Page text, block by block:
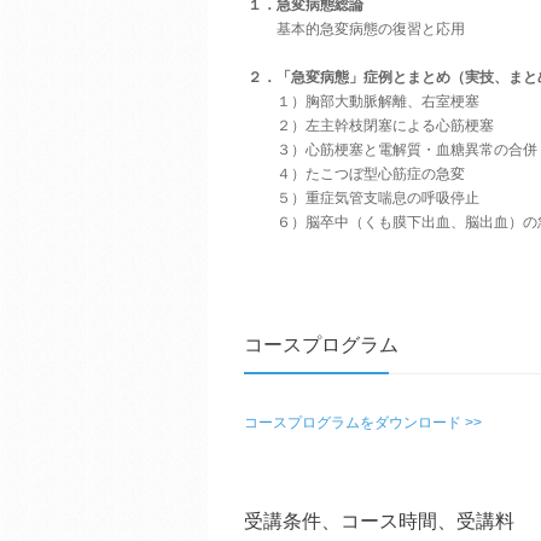
１． 急変病態総論
基本的急変病態の復習と応用
２．
「急変病態」症例とまとめ（実技、まと
１）
胸部大動脈解離、右室梗塞
２） 左主幹枝閉塞による心筋梗塞
３） 心筋梗塞と電解質・血糖異常の合併
４） たこつぼ型心筋症の急変
５） 重症気管支喘息の呼吸停止
６） 脳卒中（くも膜下出血、脳出血）の
コースプログラム
コースプログラムをダウンロード >>
受講条件、コース時間、受講料